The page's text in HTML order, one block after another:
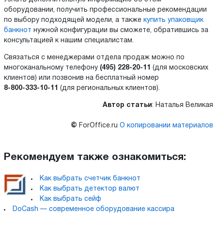
оборудовании, получить профессиональные рекомендации
по выбору подходящей модели, а также купить упаковщик
банкнот нужной конфигурации вы сможете, обратившись за
консультацией к нашим специалистам.
Связаться с менеджерами отдела продаж можно по
многоканальному телефону (495) 228-20-11
(для московских
клиентов) или позвонив на бесплатный номер
8-800-333-10-11
(для региональных клиентов).
Автор статьи: Наталья Великая
© ForOffice.ru О копировании материалов
Рекомендуем также ознакомиться:
Как выбрать счетчик банкнот
Как выбрать детектор валют
Как выбрать сейф
DoCash — современное оборудование кассира